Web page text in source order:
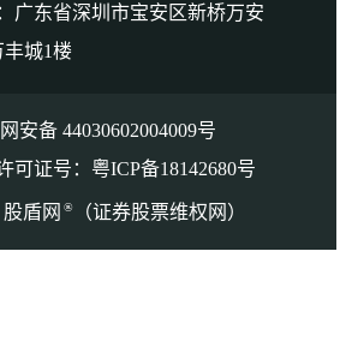
广东省深圳市宝安区新桥万安
丰城1楼
安备 44030602004009号
可证号：粤ICP备18142680号
盾网 ® （证券股票维权网）